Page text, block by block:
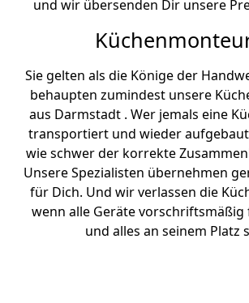
und wir übersenden Dir unsere
Sie gelten als die Könige der
behaupten zumindest unsere
aus Darmstadt . Wer jemals eine
transportiert und wieder
wie schwer der korrekte
Unsere Spezialisten übernehmen
für Dich. Und wir verlassen die
wenn alle Geräte
und alles an seinem Platz